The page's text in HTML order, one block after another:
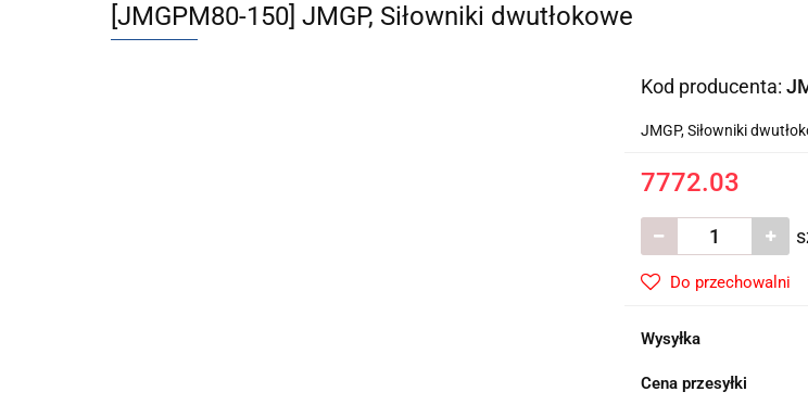
[JMGPM80-150] JMGP, Siłowniki dwutłokowe
Kod producenta:
JMGP, Siłowniki
7772.03
Do przechowalni
Wysyłka
Cena przesyłki